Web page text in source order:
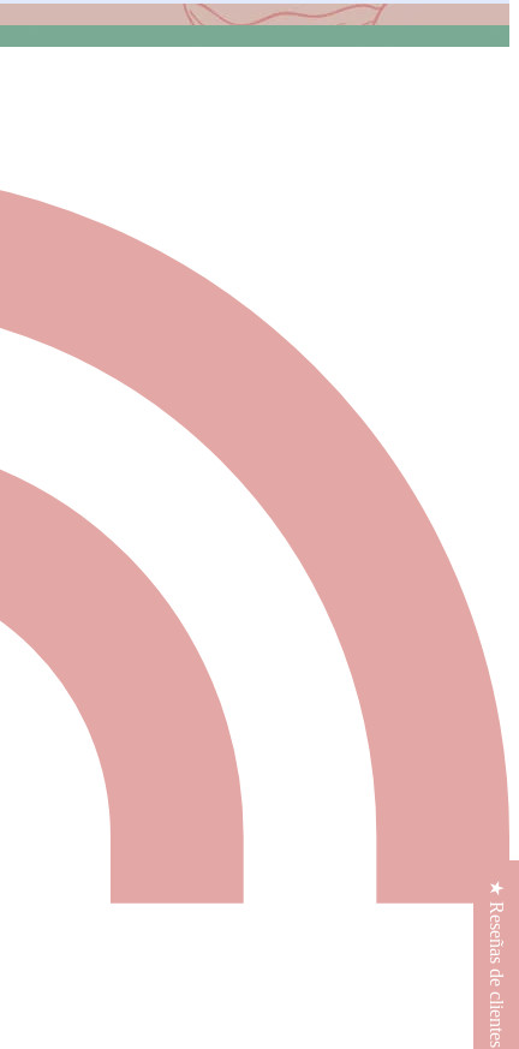
★ Reseñas de clientes